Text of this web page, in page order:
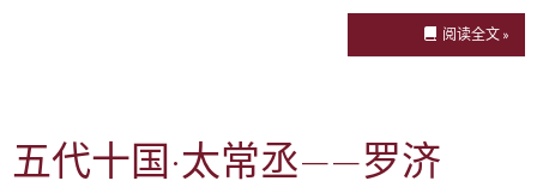
阅读全文 »
五代十国·太常丞——罗济